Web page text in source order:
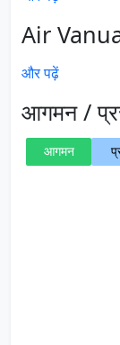
Air
और पढ़ें
आगमन /